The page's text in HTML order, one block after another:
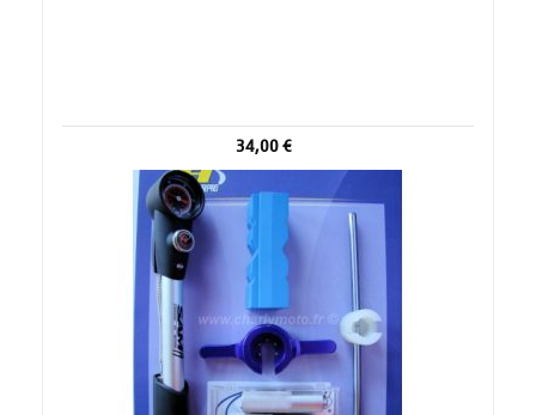
34,00 €